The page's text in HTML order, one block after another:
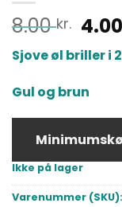
8.00kr. Den
pris
var:
8.00
4.00
Sjove øl briller i
Gul og brun
Ikke på lager
Varenummer (SKU):